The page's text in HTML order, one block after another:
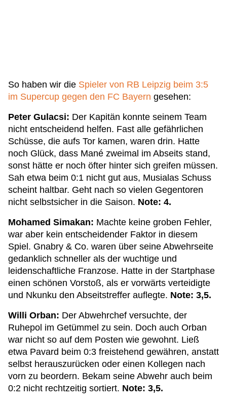
So haben wir die Spieler von RB Leipzig beim 3:5
im Supercup gegen den FC Bayern gesehen:
Peter Gulacsi: Der Kapitän konnte seinem Team
nicht entscheidend helfen. Fast alle gefährlichen
Schüsse, die aufs Tor kamen, waren drin. Hatte
noch Glück, dass Mané zweimal im Abseits stand,
sonst hätte er noch öfter hinter sich greifen müssen.
Sah etwa beim 0:1 nicht gut aus, Musialas Schuss
scheint haltbar. Geht nach so vielen Gegentoren
nicht selbstsicher in die Saison. Note: 4.
Mohamed Simakan: Machte keine groben Fehler,
war aber kein entscheidender Faktor in diesem
Spiel. Gnabry & Co. waren über seine Abwehrseite
gedanklich schneller als der wuchtige und
leidenschaftliche Franzose. Hatte in der Startphase
einen schönen Vorstoß, als er vorwärts verteidigte
und Nkunku den Abseitstreffer auflegte. Note: 3,5.
Willi Orban: Der Abwehrchef versuchte, der
Ruhepol im Getümmel zu sein. Doch auch Orban
war nicht so auf dem Posten wie gewohnt. Ließ
etwa Pavard beim 0:3 freistehend gewähren, anstatt
selbst herauszurücken oder einen Kollegen nach
vorn zu beordern. Bekam seine Abwehr auch beim
0:2 nicht rechtzeitig sortiert. Note: 3,5.